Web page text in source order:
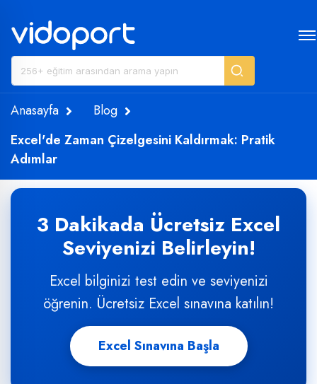
Anasayfa
Blog
Excel'de Zaman Çizelgesini Kaldırmak: Pratik
Adımlar
3 Dakikada Ücretsiz Excel
Seviyenizi Belirleyin!
Excel bilginizi test edin ve seviyenizi
öğrenin. Ücretsiz Excel sınavına katılın!
Excel Sınavına Başla